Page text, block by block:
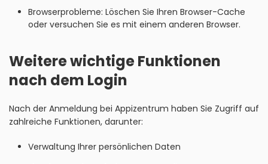
Browserprobleme: Löschen Sie Ihren Browser-Cache
oder versuchen Sie es mit einem anderen Browser.
Weitere wichtige Funktionen
nach dem Login
Nach der Anmeldung bei Appizentrum haben Sie Zugriff auf
zahlreiche Funktionen, darunter:
Verwaltung Ihrer persönlichen Daten